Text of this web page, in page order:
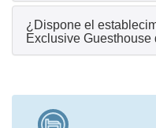
¿Dispone el
Exclusive